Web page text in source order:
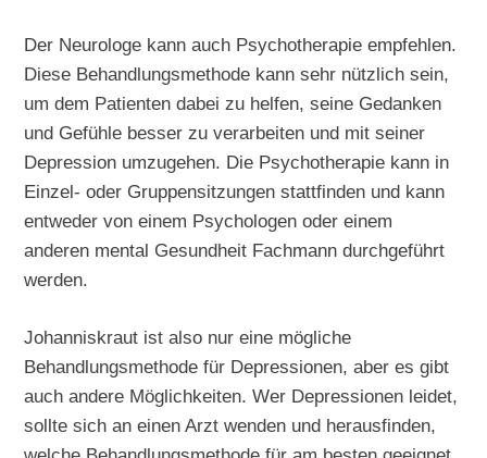
Der Neurologe kann auch Psychotherapie empfehlen.
Diese Behandlungsmethode kann sehr nützlich sein,
um dem Patienten dabei zu helfen, seine Gedanken
und Gefühle besser zu verarbeiten und mit seiner
Depression umzugehen. Die Psychotherapie kann in
Einzel- oder Gruppensitzungen stattfinden und kann
entweder von einem Psychologen oder einem
anderen mental Gesundheit Fachmann durchgeführt
werden.
Johanniskraut ist also nur eine mögliche
Behandlungsmethode für Depressionen, aber es gibt
auch andere Möglichkeiten. Wer Depressionen leidet,
sollte sich an einen Arzt wenden und herausfinden,